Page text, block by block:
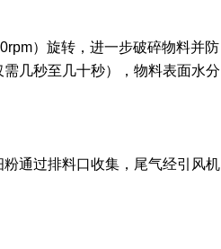
）旋转，进一步破碎物料并防
几秒至几十秒），物料表面水分
通过排料口收集，尾气经引风机